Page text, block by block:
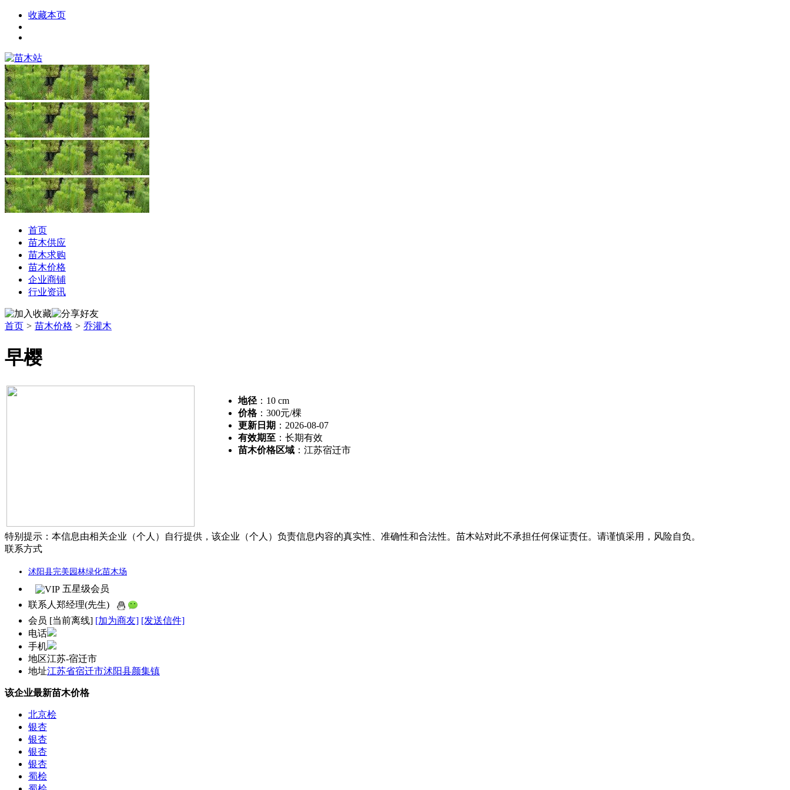
收藏本页
首页
苗木供应
苗木求购
苗木价格
企业商铺
行业资讯
首页 > 苗木价格 > 乔灌木
早樱
地径 ：10 cm
价格： 300元/棵
更新日期 ：2026-08-07
有效期至 ：长期有效
苗木价格区域 ：江苏宿迁市
特别提示： 本信息由相关企业（个人）自行提供，该企业（个人）负责信息内容的真实性、准确性和合法性。苗木站对此不承担任何保证责任。请谨慎采用，风险自负。
联系方式
沭阳县完美园林绿化苗木场
五星级会员
联系人 郑经理(先生)
会员 [当前离线] [加为商友] [发送信件]
电话
手机
地区江苏-宿迁市
地址江苏省宿迁市沭阳县颜集镇
该企业最新苗木价格
北京桧
银杏
银杏
银杏
银杏
蜀桧